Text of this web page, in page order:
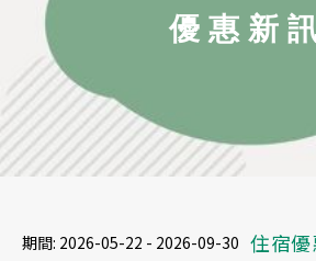
優 惠 新
期間: 2026-05-22 - 2026-09-30 住宿優